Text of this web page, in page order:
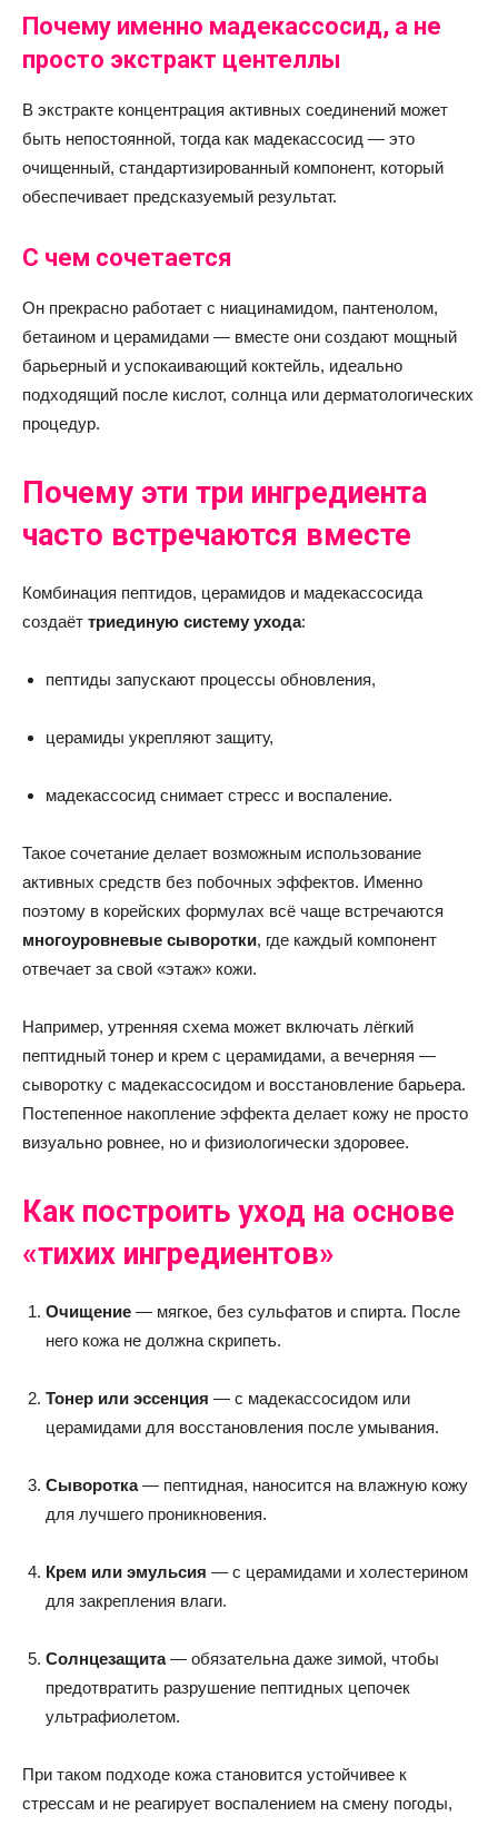
Почему именно мадекассосид, а не
просто экстракт центеллы
В экстракте концентрация активных соединений может
быть непостоянной, тогда как мадекассосид — это
очищенный, стандартизированный компонент, который
обеспечивает предсказуемый результат.
С чем сочетается
Он прекрасно работает с ниацинамидом, пантенолом,
бетаином и церамидами — вместе они создают мощный
барьерный и успокаивающий коктейль, идеально
подходящий после кислот, солнца или дерматологических
процедур.
Почему эти три ингредиента
часто встречаются вместе
Комбинация пептидов, церамидов и мадекассосида
создаёт триединую систему ухода:
пептиды запускают процессы обновления,
церамиды укрепляют защиту,
мадекассосид снимает стресс и воспаление.
Такое сочетание делает возможным использование
активных средств без побочных эффектов. Именно
поэтому в корейских формулах всё чаще встречаются
многоуровневые сыворотки, где каждый компонент
отвечает за свой «этаж» кожи.
Например, утренняя схема может включать лёгкий
пептидный тонер и крем с церамидами, а вечерняя —
сыворотку с мадекассосидом и восстановление барьера.
Постепенное накопление эффекта делает кожу не просто
визуально ровнее, но и физиологически здоровее.
Как построить уход на основе
«тихих ингредиентов»
Очищение — мягкое, без сульфатов и спирта. После
него кожа не должна скрипеть.
Тонер или эссенция — с мадекассосидом или
церамидами для восстановления после умывания.
Сыворотка— пептидная, наносится на влажную кожу
для лучшего проникновения.
Крем или эмульсия — с церамидами и холестерином
для закрепления влаги.
Солнцезащита— обязательна даже зимой, чтобы
предотвратить разрушение пептидных цепочек
ультрафиолетом.
При таком подходе кожа становится устойчивее к
стрессам и не реагирует воспалением на смену погоды,